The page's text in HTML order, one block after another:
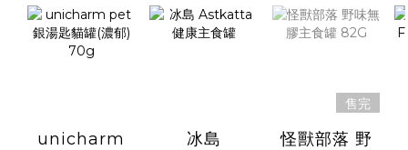
unicharm
冰島
售完
怪獸部落 野